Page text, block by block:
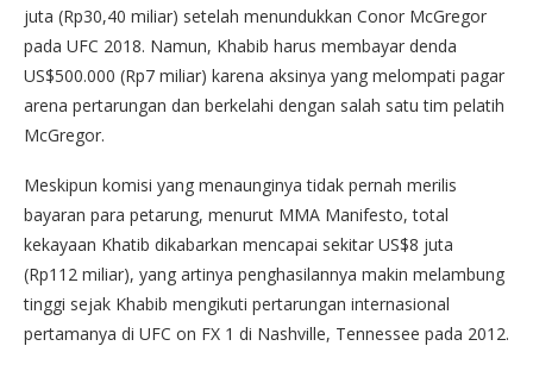
juta (Rp30,40 miliar) setelah menundukkan Conor McGregor
pada UFC 2018. Namun, Khabib harus membayar denda
US$500.000 (Rp7 miliar) karena aksinya yang melompati pagar
arena pertarungan dan berkelahi dengan salah satu tim pelatih
McGregor.
Meskipun komisi yang menaunginya tidak pernah merilis
bayaran para petarung, menurut MMA Manifesto, total
kekayaan Khatib dikabarkan mencapai sekitar US$8 juta
(Rp112 miliar), yang artinya penghasilannya makin melambung
tinggi sejak Khabib mengikuti pertarungan internasional
pertamanya di UFC on FX 1 di Nashville, Tennessee pada 2012.